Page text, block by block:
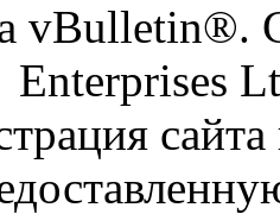
vBulletin®.
Enterprises
сайта